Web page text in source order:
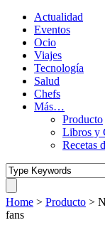
Actualidad
Eventos
Ocio
Viajes
Tecnología
Salud
Chefs
Más…
Producto
Libros y
Recetas
Home > Producto >
fans